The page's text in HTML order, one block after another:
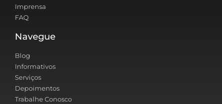
Imprensa
FAQ
Navegue
Blog
Informativos
Serviços
Depoimentos
Trabalhe Conosco